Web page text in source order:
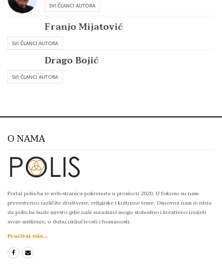
SVI ČLANCI AUTORA
Franjo Mijatović
SVI ČLANCI AUTORA
Drago Bojić
SVI ČLANCI AUTORA
O NAMA
Portal polis.ba je web-stranica pokrenuta u prosincu 2020. U fokusu su nam
prvenstveno različite društvene, religijske i kulturne teme. Osnovna nam je ideja
da polis.ba bude mjesto gdje naši suradnici mogu slobodno i kreativno iznijeti
svoje mišljenje, u duhu uključivosti i humanosti.
Pročitaj više...